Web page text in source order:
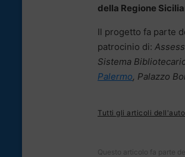
della Regione
Il progetto fa parte
patrocinio di:
Sistema
Palermo, Palazzo
Tutti gli articoli
Questo articolo fa parte